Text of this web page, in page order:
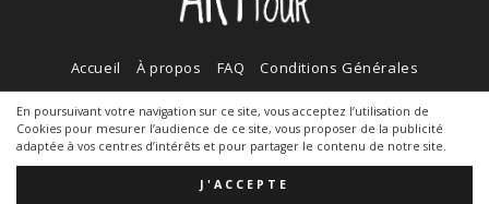
En poursuivant votre navigation sur ce site, vous acceptez l’utilisation de
Cookies pour mesurer l’audience de ce site, vous proposer de la publicité
adaptée à vos centres d’intérêts et pour partager le contenu de notre site.
J'ACCEPTE
Accueil À propos FAQ
Conditions Générales